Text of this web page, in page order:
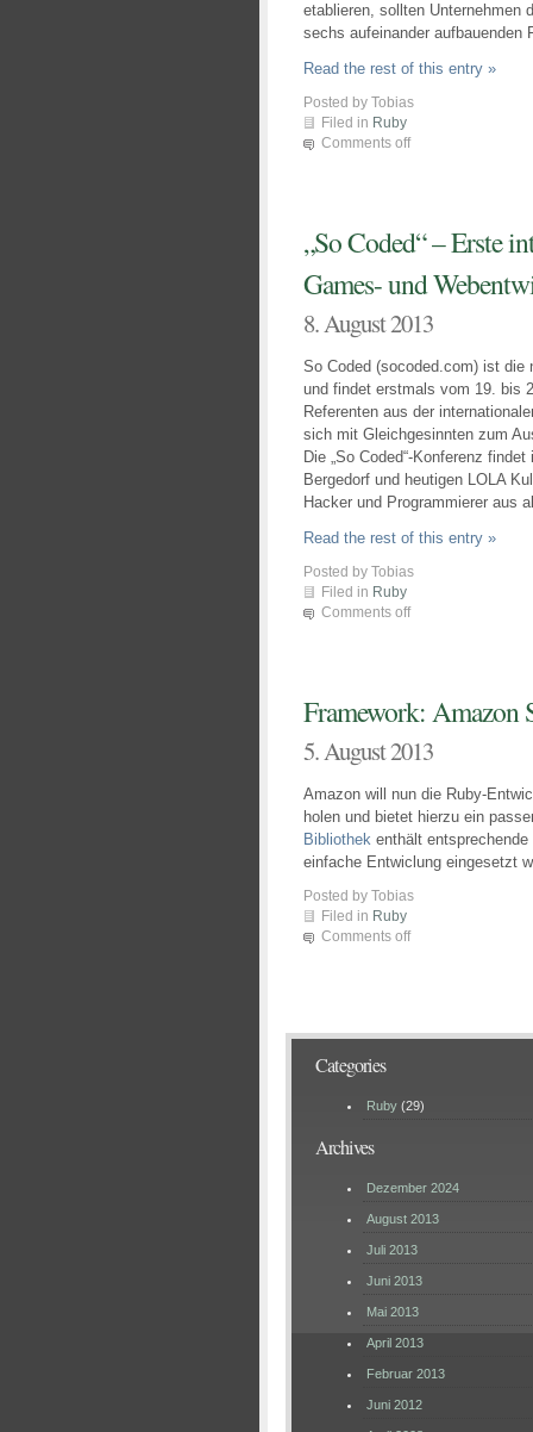
etablieren, sollten Unternehmen
sechs aufeinander aufbauenden
Read the rest of this entry »
Posted by Tobias
Filed in Ruby
Comments off
„So Coded“ – Erste
Games- und
8. August 2013
So Coded (socoded.com) ist die
und findet erstmals vom 19. bis
Referenten aus der
sich mit Gleichgesinnten zum
Die „So Coded“-Konferenz
Bergedorf und heutigen LOLA
Hacker und Programmierer aus
Read the rest of this entry »
Posted by Tobias
Filed in Ruby
Comments off
Framework:
5. August 2013
Amazon will nun die Ruby-
holen und bietet hierzu ein
Bibliothek enthält
einfache Entwiclung eingesetzt
Posted by Tobias
Filed in Ruby
Comments off
Categories
Ruby (29)
Archives
Dezember 2024
August 2013
Juli 2013
Juni 2013
Mai 2013
April 2013
Februar 2013
Juni 2012